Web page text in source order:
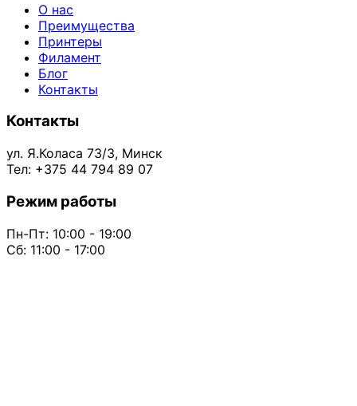
О нас
Преимущества
Принтеры
Филамент
Блог
Контакты
Контакты
ул. Я.Коласа 73/3, Минск
Тел: +375 44 794 89 07
Режим работы
Пн-Пт: 10:00 - 19:00
Сб: 11:00 - 17:00